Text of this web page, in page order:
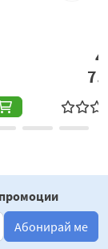
Абонирай ме